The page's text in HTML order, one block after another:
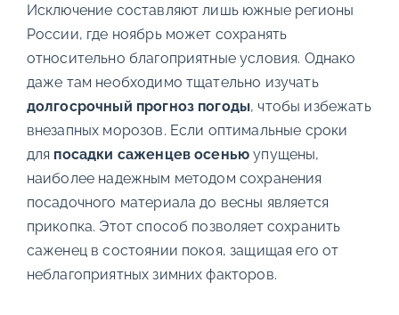
Исключение составляют лишь южные регионы
России, где ноябрь может сохранять
относительно благоприятные условия. Однако
даже там необходимо тщательно изучать
долгосрочный прогноз погоды, чтобы избежать
внезапных морозов. Если оптимальные сроки
для посадки саженцев осенью упущены,
наиболее надежным методом сохранения
посадочного материала до весны является
прикопка. Этот способ позволяет сохранить
саженец в состоянии покоя, защищая его от
неблагоприятных зимних факторов.